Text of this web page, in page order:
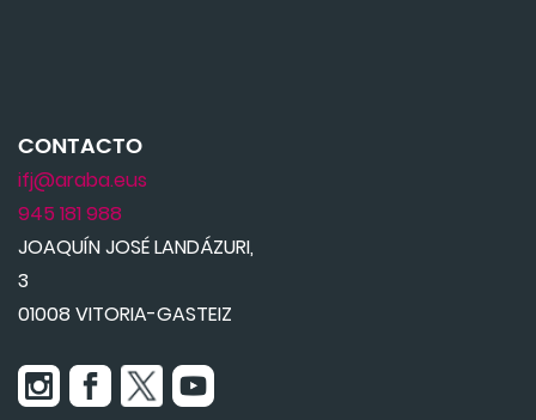
CONTACTO
ifj@araba.eus
945 181 988
JOAQUÍN JOSÉ LANDÁZURI,
3
01008 VITORIA-GASTEIZ